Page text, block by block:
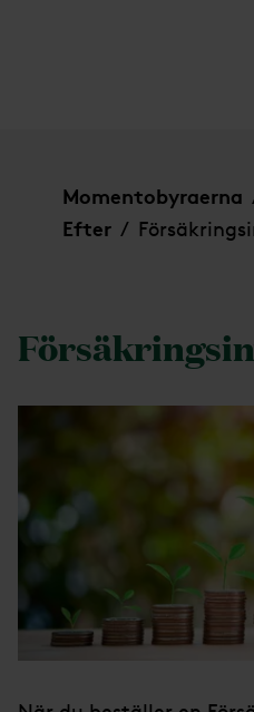
Momentobyraerna
Efter /